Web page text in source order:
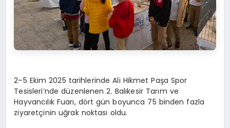
2–5 Ekim 2025 tarihlerinde Ali Hikmet Paşa Spor
Tesisleri’nde düzenlenen 2. Balıkesir Tarım ve
Hayvancılık Fuarı, dört gün boyunca 75 binden fazla
ziyaretçinin uğrak noktası oldu.